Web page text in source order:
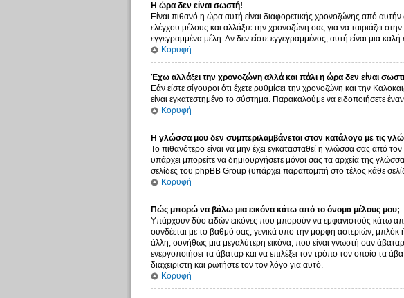
Η ώρα δεν είναι σωστή!
Είναι πιθανό η ώρα αυτή είναι διαφορετικής χρονοζώνης από αυτήν
ελέγχου μέλους και αλλάξτε την χρονοζώνη σας για να ταιριάζει
εγγεγραμμένα μέλη. Αν δεν είστε εγγεγραμμένος, αυτή είναι μια καλή
Κορυφή
Έχω αλλάξει την χρονοζώνη αλλά και πάλι η ώρα δεν είναι
Εάν είστε σίγουροι ότι έχετε ρυθμίσει την χρονοζώνη και την
είναι εγκατεστημένο το σύστημα. Παρακαλούμε να ειδοποιήσετε
Κορυφή
Η γλώσσα μου δεν συμπεριλαμβάνεται στον κατάλογο με τις
Το πιθανότερο είναι να μην έχει εγκατασταθεί η γλώσσα σας από τον
υπάρχει μπορείτε να δημιουργήσετε μόνοι σας τα αρχεία της
σελίδες του phpBB Group (υπάρχει παραπομπή στο τέλος κάθε
Κορυφή
Πώς μπορώ να βάλω μια εικόνα κάτω από το όνομα μέλους μου;
Υπάρχουν δύο ειδών εικόνες που μπορούν να εμφανιστούς κάτω
συνδέεται με το βαθμό σας, γενικά υπο την μορφή αστεριών, μπλόκ
άλλη, συνήθως μια μεγαλύτερη εικόνα, που είναι γνωστή σαν άβαταρ
ενεργοποιήσει τα άβαταρ και να επιλέξει τον τρόπο τον οποίο τα
διαχειριστή και ρωτήστε τον τον λόγο για αυτό.
Κορυφή